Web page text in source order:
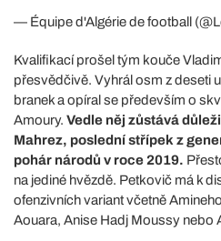
— Équipe d'Algérie de football
Kvalifikací prošel tým kouče
přesvědčivě. Vyhrál osm z deseti
branek a opíral se především o
Amoury. Vedle něj zůstává
Mahrez, poslední střípek z
pohár národů v roce 2019.
na jediné hvězdě. Petkovič má k
ofenzivních variant včetně
Aouara, Anise Hadj Moussy nebo